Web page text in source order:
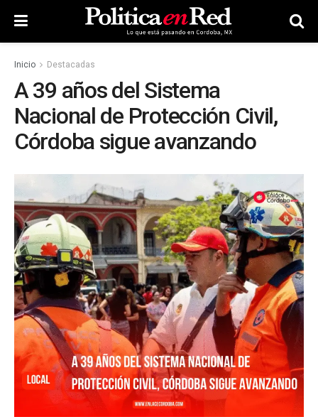
Inicio Destacadas
A 39 años del Sistema
Nacional de Protección Civil,
Córdoba sigue avanzando